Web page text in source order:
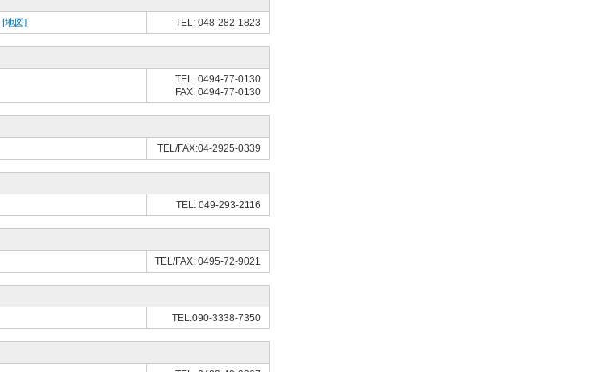
[地図] TEL: 048-282-1823
TEL: 0494-77-0130
FAX: 0494-77-0130
TEL/FAX:04-2925-0339
TEL: 049-293-2116
TEL/FAX: 0495-72-9021
TEL:090-3338-7350